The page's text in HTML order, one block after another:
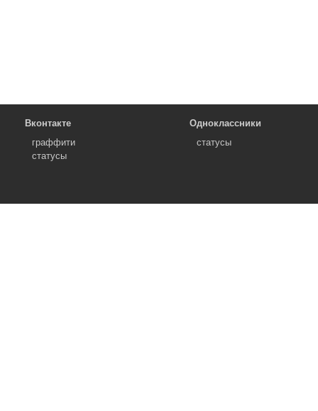
Вконтакте
граффити
статусы
Одноклассники
статусы